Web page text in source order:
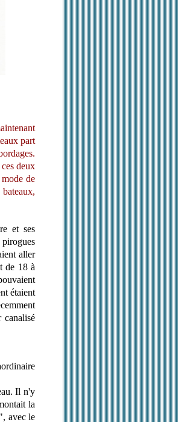
part
deux
de
et ses
aller
de 18 à
étaient
canalisé
Il n'y
la
avec le